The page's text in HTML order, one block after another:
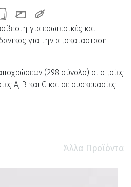
για εσωτερικές και
για την αποκατάσταση
(298 σύνολο) οι οποίες
A, B και C και σε συσκευασίες
Άλλα Προϊόντα